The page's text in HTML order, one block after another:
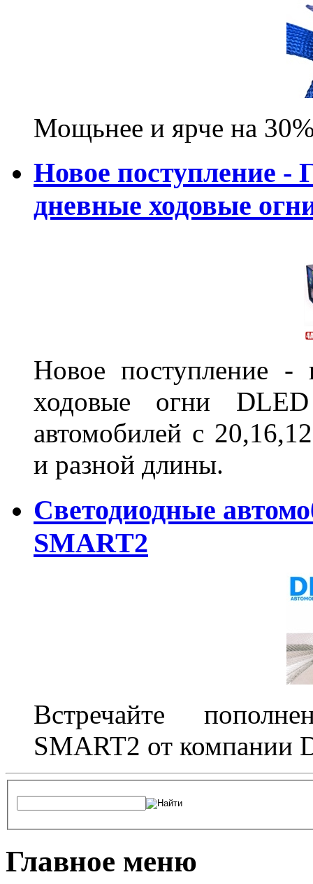
Мощьнее и ярче на
Новое поступление -
дневные ходовые
Новое поступление -
ходовые огни
автомобилей с
и разной длины.
Светодиодные
SMART2
Встречайте
SMART2 от компании
Главное меню